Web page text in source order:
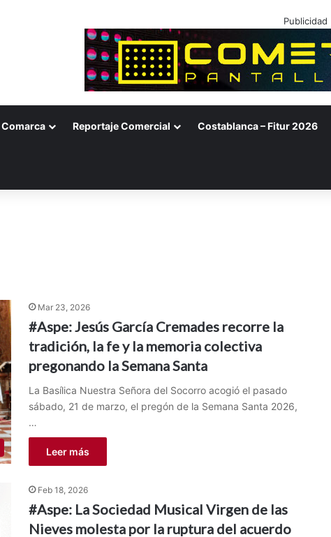
Publicidad
Comarca Reportaje Comercial Costablanca – Fitur 2026
Mar 23, 2026
#Aspe: Jesús García Cremades recorre la
tradición, la fe y la memoria colectiva
pregonando la Semana Santa
La Basílica Nuestra Señora del Socorro acogió el pasado
sábado, 21 de marzo, el pregón de la Semana Santa 2026,
…
Leer más
Feb 18, 2026
#Aspe: La Sociedad Musical Virgen de las
Nieves molesta por la ruptura del acuerdo